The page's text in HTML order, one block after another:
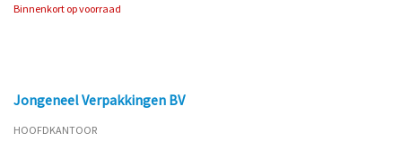
Binnenkort op voorraad
Jongeneel Verpakkingen BV
HOOFDKANTOOR